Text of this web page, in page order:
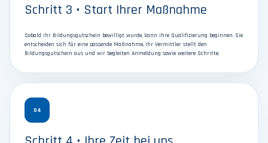
Schritt 3 • Start Ihrer Maßnahme
Sobald Ihr Bildungsgutschein bewilligt wurde, kann Ihre Qualifizierung beginnen. Sie
entscheiden sich für eine passende Maßnahme, Ihr Vermittler stellt den
Bildungsgutschein aus und wir begleiten Anmeldung sowie weitere Schritte.
04